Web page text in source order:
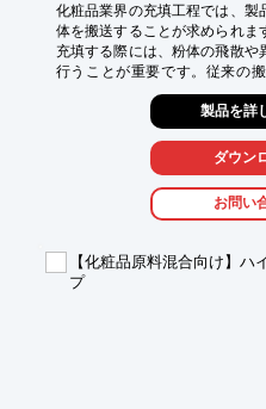
化粧品業界の充填工程では、製
体を搬送することが求められま
充填する際には、粉体の飛散や
行うことが重要です。従来の
着、清掃の手間といった課題が
送装置「バキュームコンベア」
【活用シーン】
・化粧品製造における粉末原料
・容器への粉体充填
・粉末状原料の計量供給
・粉体の飛散を抑制し、作業環
・粉体の詰まりや付着を軽減し
製品を詳
ダウン
お問い
【化粧品原料混合向け】ハ
プ